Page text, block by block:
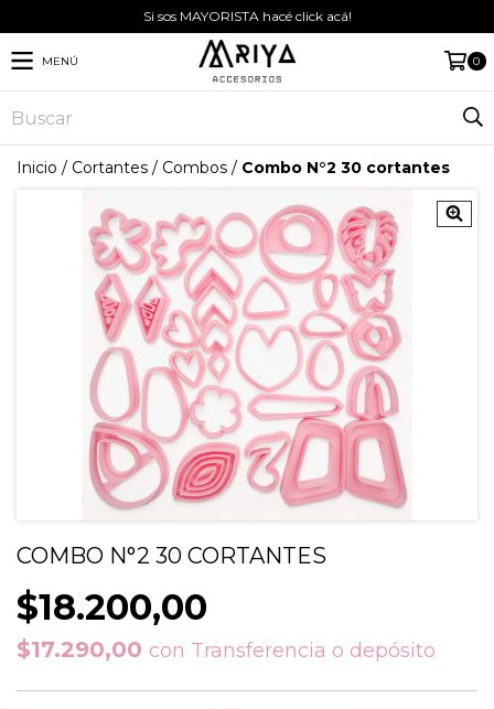
Si sos MAYORISTA hacé click acá!
MENÚ 0
Inicio / Cortantes / Combos / Combo N°2 30 cortantes
COMBO N°2 30 CORTANTES
$18.200,00
$17.290,00 con Transferencia o depósito